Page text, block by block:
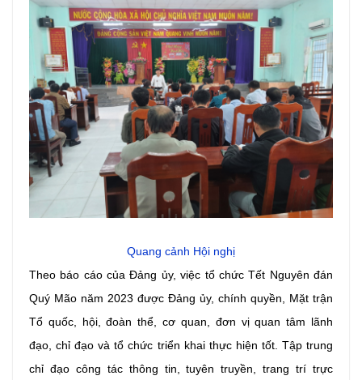
Quang cảnh Hội nghị
Theo báo cáo của Đảng ủy, việc tổ chức Tết Nguyên đán
Quý Mão năm 2023 được Đảng ủy, chính quyền, Mặt trận
Tổ quốc, hội, đoàn thể, cơ quan, đơn vị quan tâm lãnh
đạo, chỉ đạo và tổ chức triển khai thực hiện tốt. Tập trung
chỉ đạo công tác thông tin, tuyên truyền, trang trí trực